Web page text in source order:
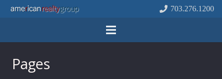
703.276.1200
Pages